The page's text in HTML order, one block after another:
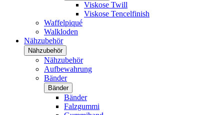
Viskose Twill
Viskose Tencelfinish
Waffelpiqué
Walkloden
Nähzubehör
Nähzubehör
Nähzubehör
Aufbewahrung
Bänder
Bänder
Bänder
Falzgummi